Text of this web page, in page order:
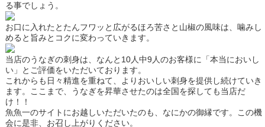
る事でしょう。
お口に入れたとたんフワッと広がるほろ苦さと山椒の風味は、噛みし
めると旨みとコクに変わっていきます。
当店のうなぎの刺身は、なんと 10人中9人のお客様に
「本当においし
い」
とご評価をいただいております。
これからも日々精進を重ねて、よりおいしい刺身を提供し続けていき
ます。ここまで、うなぎを昇華させたのは全国を探しても当店だ
け！！
魚魚一のサイトにお越しいただいたのも、なにかの御縁です。この機
会に是非、お召し上がりください。